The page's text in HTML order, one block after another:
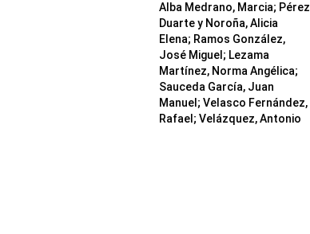
Alba Medrano, Marcia; Pérez
Duarte y Noroña, Alicia
Elena; Ramos González,
José Miguel; Lezama
Martínez, Norma Angélica;
Sauceda García, Juan
Manuel; Velasco Fernández,
Rafael; Velázquez, Antonio